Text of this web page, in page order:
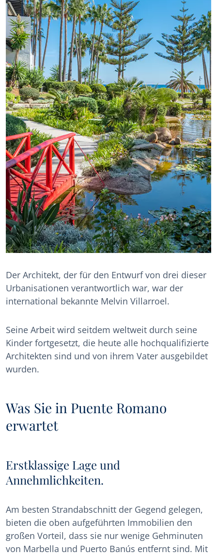
Der Architekt, der für den Entwurf von drei dieser
Urbanisationen verantwortlich war, war der
international bekannte Melvin Villarroel.
Seine Arbeit wird seitdem weltweit durch seine
Kinder fortgesetzt, die heute alle hochqualifizierte
Architekten sind und von ihrem Vater ausgebildet
wurden.
Was Sie in Puente Romano
erwartet
Erstklassige Lage und
Annehmlichkeiten.
Am besten Strandabschnitt der Gegend gelegen,
bieten die oben aufgeführten Immobilien den
großen Vorteil, dass sie nur wenige Gehminuten
von Marbella und Puerto Banús entfernt sind. Mit